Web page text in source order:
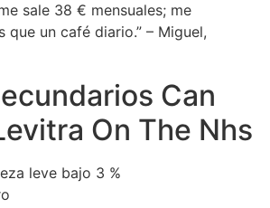
sale 38 € mensuales; me
que un café diario.” – Miguel,
Can
On The Nhs
leve bajo 3 %